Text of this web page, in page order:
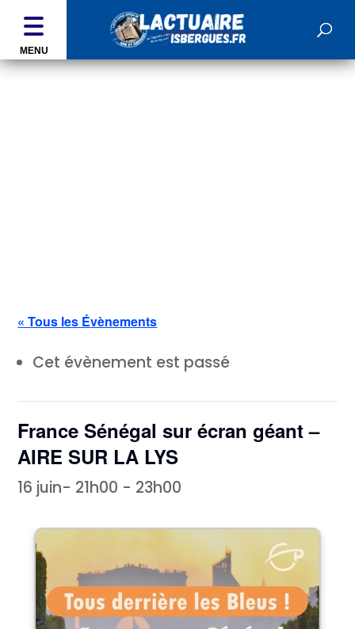
MENU
« Tous les Évènements
Cet évènement est passé
France Sénégal sur écran géant –
AIRE SUR LA LYS
16 juin- 21h00 - 23h00